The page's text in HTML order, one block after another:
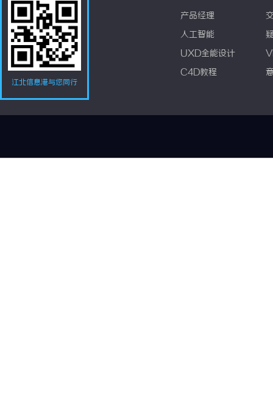
江北信息港与您同行
产品经理
人工智能
UXD全能设计
C4D教程